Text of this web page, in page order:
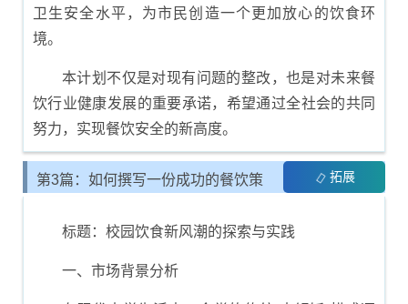
卫生安全水平，为市民创造一个更加放心的饮食环
境。
本计划不仅是对现有问题的整改，也是对未来餐
饮行业健康发展的重要承诺，希望通过全社会的共同
努力，实现餐饮安全的新高度。
第3篇：如何撰写一份成功的餐饮策 拓展
标题：校园饮食新风潮的探索与实践
一、市场背景分析